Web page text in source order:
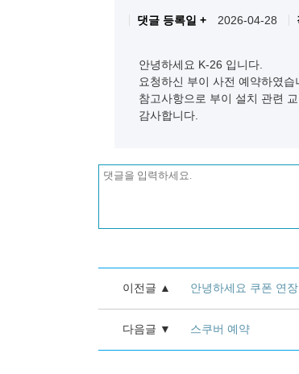
댓글 등록일 + 2026-04-28
안녕하세요 K-26 입니다.
요청하신 부이 사전 예약하였습
참고사항으로 부이 설치 관련
감사합니다.
이전글 ▲ 안녕하세요 쿠폰 연
다음글 ▼ 스쿠버 예약